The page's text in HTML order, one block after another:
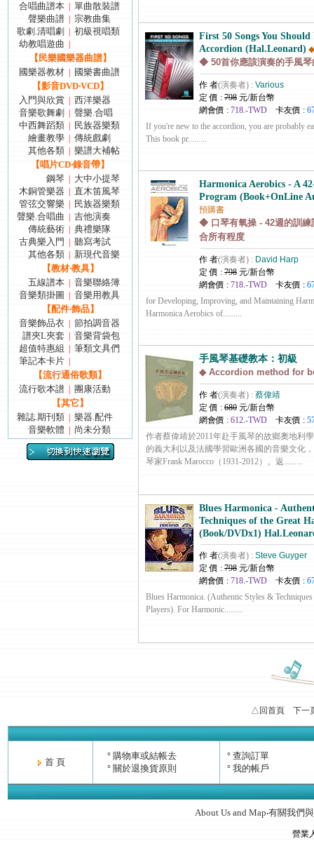
合唱曲譜本
單曲散裝譜
聲樂曲譜
宗教曲集
歌劇.清唱劇
初級視唱類
幼教唱遊曲
【民樂國樂器曲譜】
國樂器教材
國樂書曲譜
【影音DVD‧VCD】
入門與欣賞
西洋樂器
音樂歌舞劇
聲樂.合唱
中西舞蹈類
民族器樂類
繪畫教學
傳統戲劇
其他各類
樂譜大補帖
【唱片CD‧錄音帶】
鋼琴
大中小提琴
木銅管樂器
直木笛風琴
管弦交響樂
民族器樂類
聲樂.合唱曲
吉他演奏
傳統藝術
典禮樂隊
古典樂入門
聽寫考試
其他各類
新現代音樂
【教材‧教具】
五線譜本
音樂聯絡簿
音樂類掛圖
音樂用教具
【配件‧飾品】
音樂飾品衣
節拍調音器
譜夾L夾套
音樂背袋包
超值特惠組
筆類文具們
筆記本卡片
【流行通俗歌類】
流行歌本譜
團康活動
【其它】
雜誌.期刊類
樂器.配件
音樂軟體
尚未分類
First 50 Songs You
Accordion (Hal.Leonard)
◆ 50首你應該演奏的手風琴
作 者(演奏者) : Various
定 價 : 798 元/新台幣
網會價 : 718.-TWD 卡友價 :
If you're new to the accordion, you are probably
This book pr.........
Harmonica Aerobics - A
Program (Book+OnLine
預購書
◆ 口琴有氧操 - 42週的訓練
合所有程度
作 者(演奏者) : David Harp
定 價 : 798 元/新台幣
網會價 : 718.-TWD 卡友價 :
for Developing, Improving, and Maintaining
Harmonica Aerobics of.........
手風琴基礎教本：初級
◆ Accordion method for
作 者(演奏者) : 蔡偉靖
定 價 : 680 元/新台幣
網會價 : 612.-TWD 卡友價 :
作者蔡偉靖於2011年赴手風琴的故鄉奧地利
的義大利以及法國學習歐洲各國的音樂文化
琴家Frank Marocco（1931-2012）。返.........
Blues Harmonica -
Techniques of the Great
(Book/DVDx1)
作 者(演奏者) : Steve Guyger
定 價 : 798 元/新台幣
網會價 : 718.-TWD 卡友價 :
Blues Harmonica. (Authentic Styles &
Players). For Harmonic.........
△回首頁 下一
首 頁
° 購物車或結帳去
° 關於退換貨原則
° 查詢訂單
° 我的帳戶
About Us and Map‧有關我們
營業